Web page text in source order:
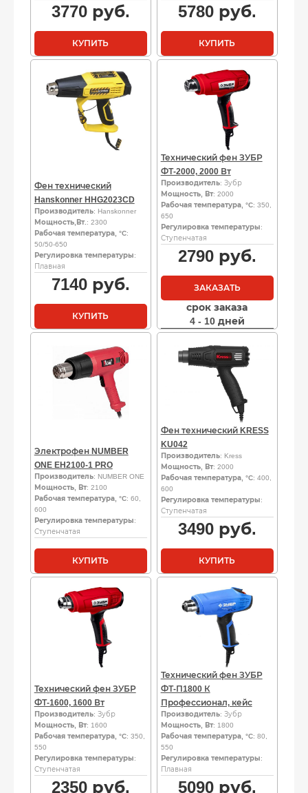
3770руб.
КУПИТЬ
5780руб.
КУПИТЬ
Фен технический
Hanskonner HHG2023CD
Производитель: Hanskonner
Мощность,Вт.: 2300
Рабочая температура, °C:
50/50-650
Регулировка температуры:
Плавная
7140руб.
КУПИТЬ
Технический фен ЗУБР
ФТ-2000, 2000 Вт
Производитель: Зубр
Мощность, Вт: 2000
Рабочая температура, °C: 350,
650
Регулировка температуры:
Ступенчатая
2790руб.
ЗАКАЗАТЬ
срок заказа
4 - 10 дней
Электрофен NUMBER
ONE EH2100-1 PRO
Производитель: NUMBER ONE
Мощность, Вт: 2100
Рабочая температура, °C: 60,
600
Регулировка температуры:
Ступенчатая
КУПИТЬ
Фен технический KRESS
KU042
Производитель: Kress
Мощность, Вт: 2000
Рабочая температура, °C: 400,
600
Регулировка температуры:
Ступенчатая
3490руб.
КУПИТЬ
Технический фен ЗУБР
ФТ-1600, 1600 Вт
Производитель: Зубр
Мощность, Вт: 1600
Рабочая температура, °C: 350,
550
Регулировка температуры:
Ступенчатая
2350руб.
Технический фен ЗУБР
ФТ-П1800 К
Профессионал, кейс
Производитель: Зубр
Мощность, Вт: 1800
Рабочая температура, °C: 80,
550
Регулировка температуры:
Плавная
5090руб.